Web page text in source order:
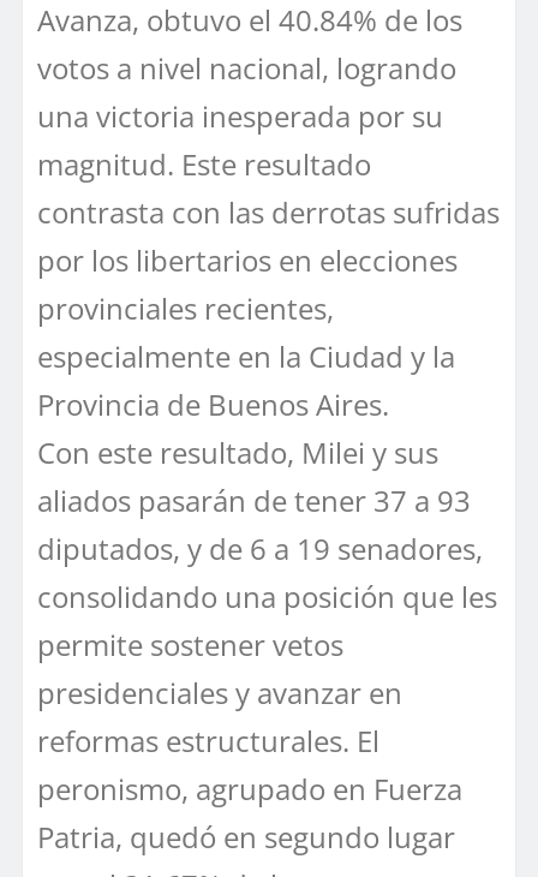
Avanza, obtuvo el 40.84% de los
votos a nivel nacional, logrando
una victoria inesperada por su
magnitud. Este resultado
contrasta con las derrotas sufridas
por los libertarios en elecciones
provinciales recientes,
especialmente en la Ciudad y la
Provincia de Buenos Aires.
Con este resultado, Milei y sus
aliados pasarán de tener 37 a 93
diputados, y de 6 a 19 senadores,
consolidando una posición que les
permite sostener vetos
presidenciales y avanzar en
reformas estructurales. El
peronismo, agrupado en Fuerza
Patria, quedó en segundo lugar